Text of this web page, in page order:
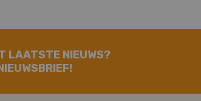
LAATSTE NIEUWS?